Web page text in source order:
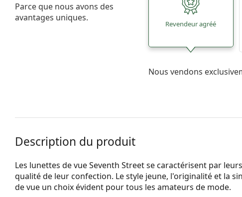
Parce que nous avons des
avantages uniques.
Revendeur agréé
Nous vendons
Description du produit
Les lunettes de vue Seventh Street se caractérisent par
qualité de leur confection. Le style jeune, l'originalité et la
de vue un choix évident pour tous les amateurs de mode.